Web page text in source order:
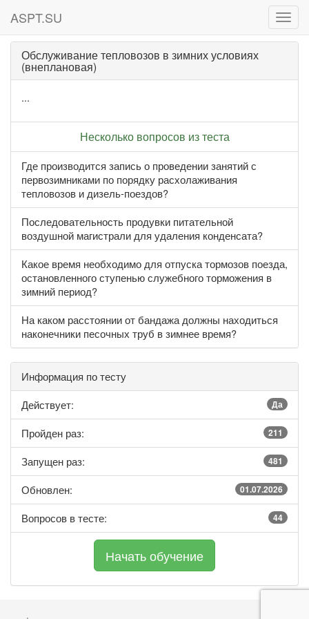
ASPT.SU
Обслуживание тепловозов в зимних условиях
(внеплановая)
...
Несколько вопросов из теста
Где производится запись о проведении занятий с
первозимниками по порядку расхолаживания
тепловозов и дизель-поездов?
Последовательность продувки питательной
воздушной магистрали для удаления конденсата?
Какое время необходимо для отпуска тормозов поезда,
остановленного ступенью служебного торможения в
зимний период?
На каком расстоянии от бандажа должны находиться
наконечники песочных труб в зимнее время?
Информация по тесту
Действует:
Да
Пройден раз: 211
Запущен раз: 481
Обновлен: 01.07.2026
Вопросов в тесте: 44